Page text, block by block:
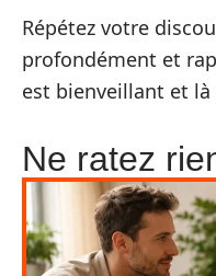
Répétez votre
profondément et
est bienveillant et
Ne ratez